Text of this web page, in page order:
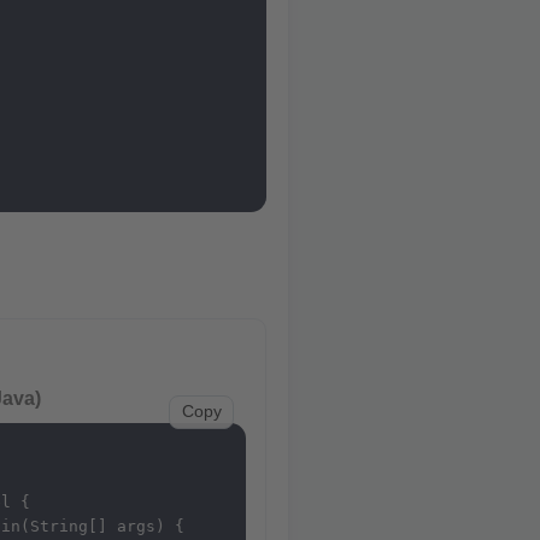
Copy
{
args) {